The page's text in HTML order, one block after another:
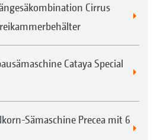
Cirrus
Cataya Special
Sämaschine Precea mit 6